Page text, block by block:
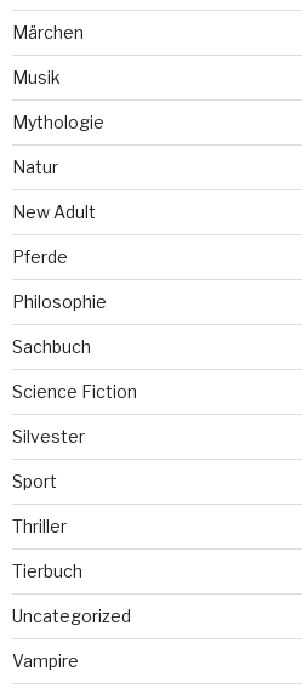
Märchen
Musik
Mythologie
Natur
New Adult
Pferde
Philosophie
Sachbuch
Science Fiction
Silvester
Sport
Thriller
Tierbuch
Uncategorized
Vampire